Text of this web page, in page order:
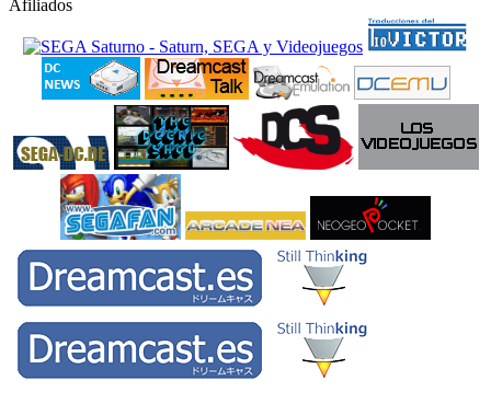
Afiliados